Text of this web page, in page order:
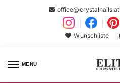
office@crystalnails.at
Wunschliste
MENU